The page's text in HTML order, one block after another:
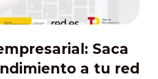
Saca
a tu red